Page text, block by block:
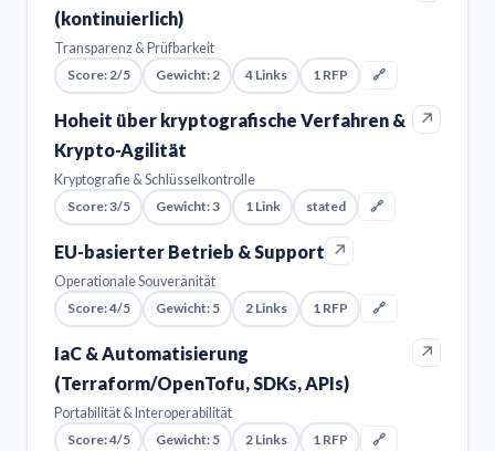
(kontinuierlich)
Transparenz & Prüfbarkeit
Score: 2/5
Gewicht: 2 4 Links 1 RFP 🔗
Hoheit über kryptografische Verfahren &
Krypto-Agilität
↗
Kryptografie & Schlüsselkontrolle
Score: 3/5
Gewicht: 3 1 Link stated 🔗
EU-basierter Betrieb & Support ↗
Operationale Souveränität
Score: 4/5
Gewicht: 5 2 Links 1 RFP 🔗
IaC & Automatisierung
(Terraform/OpenTofu, SDKs, APIs)
↗
Portabilität & Interoperabilität
Score: 4/5
Gewicht: 5 2 Links 1 RFP 🔗